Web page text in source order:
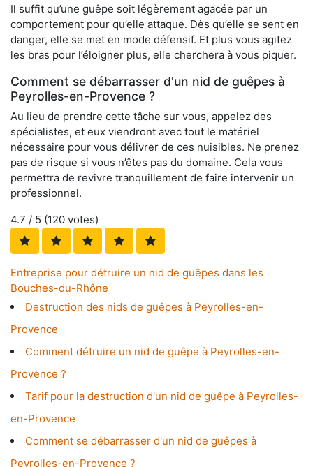
Il suffit qu’une guêpe soit légèrement agacée par un
comportement pour qu’elle attaque. Dès qu’elle se sent en
danger, elle se met en mode défensif. Et plus vous agitez
les bras pour l’éloigner plus, elle cherchera à vous piquer.
Comment se débarrasser d'un nid de guêpes à
Peyrolles-en-Provence ?
Au lieu de prendre cette tâche sur vous, appelez des
spécialistes, et eux viendront avec tout le matériel
nécessaire pour vous délivrer de ces nuisibles. Ne prenez
pas de risque si vous n’êtes pas du domaine. Cela vous
permettra de revivre tranquillement de faire intervenir un
professionnel.
4.7 / 5 (120 votes)
Entreprise pour détruire un nid de guêpes dans les
Bouches-du-Rhône
Destruction des nids de guêpes à Peyrolles-en-
Provence
Comment détruire un nid de guêpe à Peyrolles-en-
Provence ?
Tarif pour la destruction d'un nid de guêpe à Peyrolles-
en-Provence
Comment se débarrasser d'un nid de guêpes à
Peyrolles-en-Provence ?